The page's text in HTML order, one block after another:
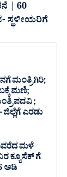
| 60
ಸ್ಥಳೀಯರಿಗೆ
ಮಂತ್ರಿಗಿರಿ;
ಮಣಿ;
ಪದವಿ ;
ಎರಡು
ಮಳೆ
ಕ್ಯೂಸೆಕ್ ಗೆ
ಅಡಿ